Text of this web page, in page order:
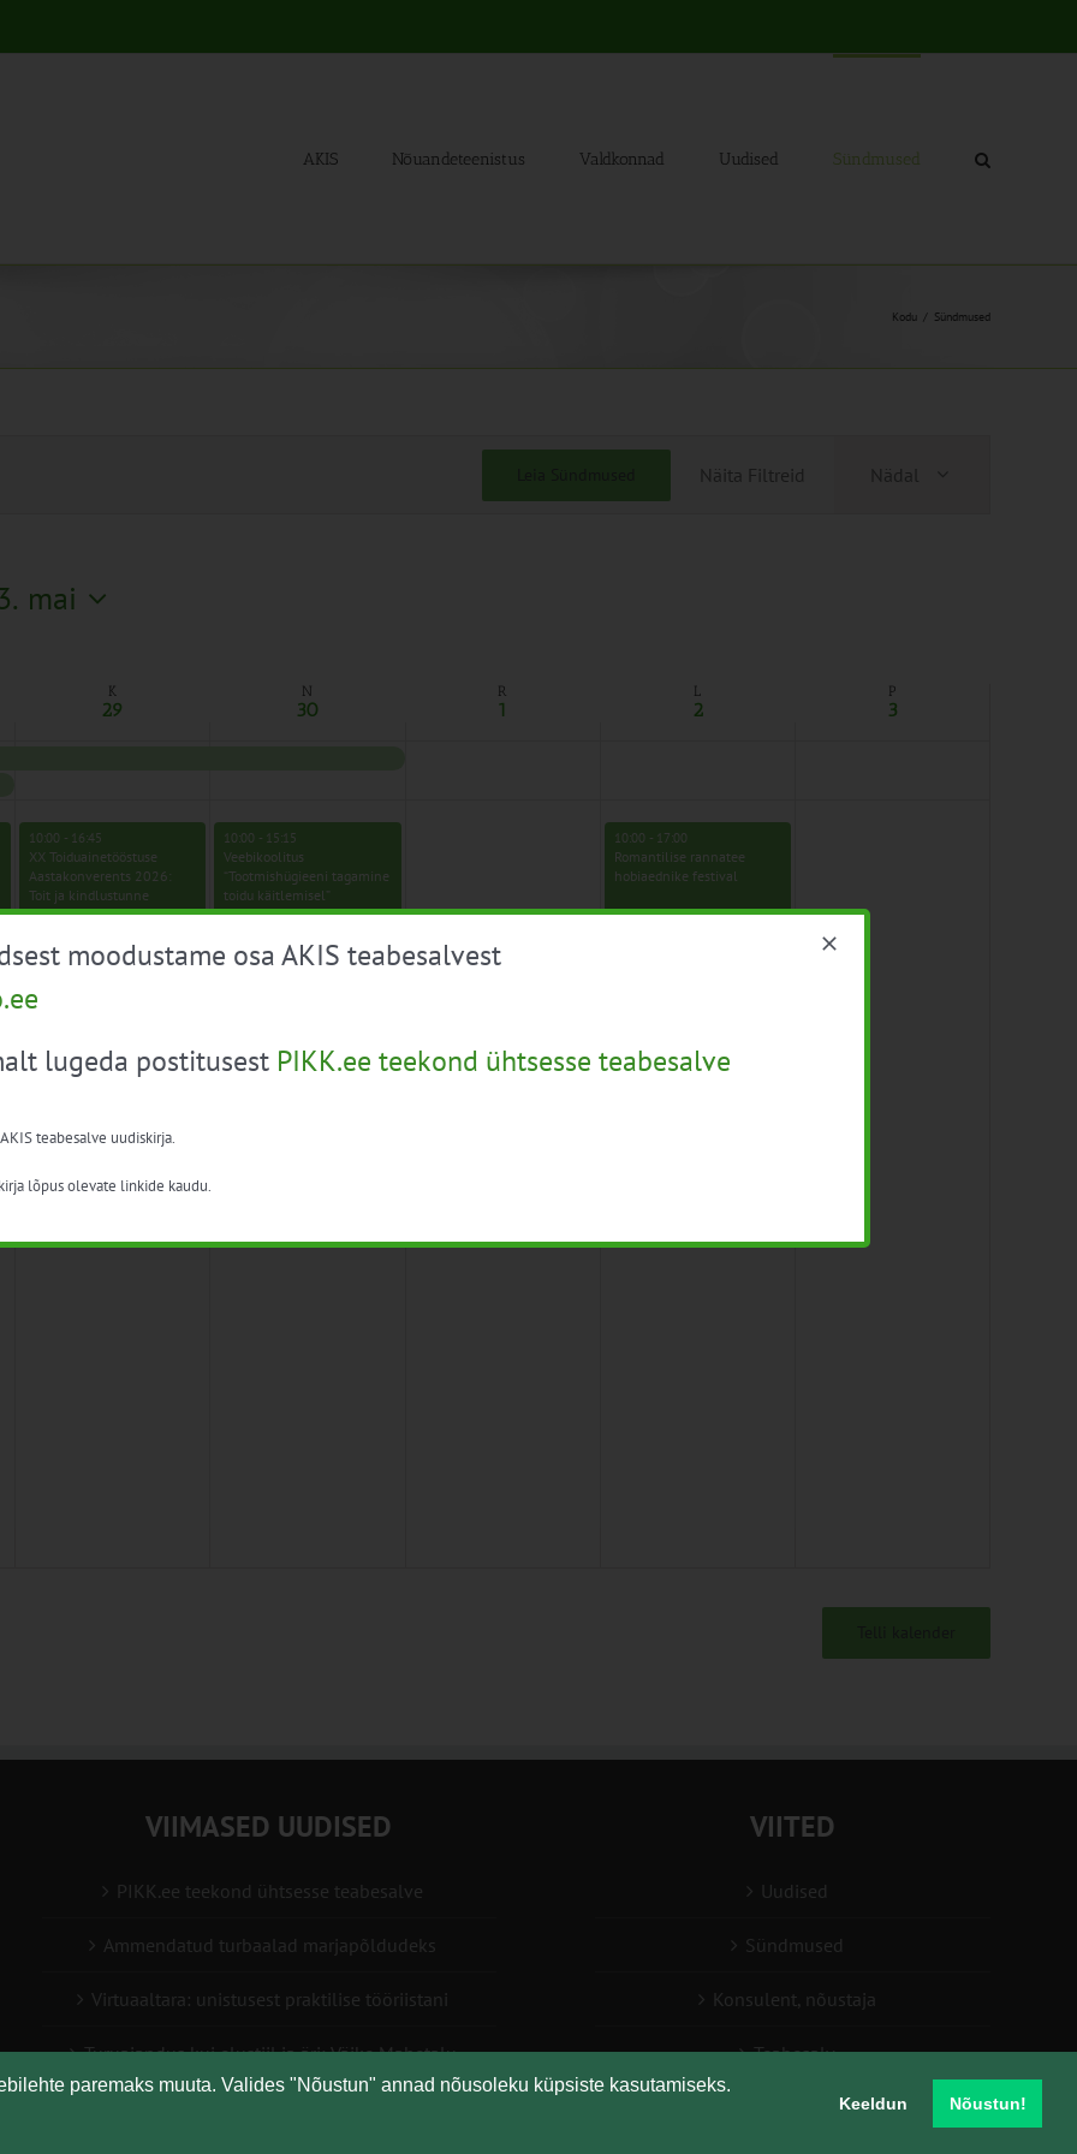
paremaks muuta. Valides "Nõustun" annad nõusoleku küpsiste kasutamiseks.
Keeldun Nõustun!
AKIS Nõuandeteenistus Valdkonnad Uudised Sündmused
Kodu Sündmused
Näita Filtreid
Views
Nädal
mai
K
29
N
30
R
1
L
2
P
3
10:00 - 16:45
XX Toiduainetööstuse
Aastakonverents 2026:
Toit ja kindlustunne
10:00 - 15:15
Veebikoolitus
“Tootmishügieeni tagamine
toidu käitlemisel”
10:00 - 17:00
Romantilise rannatee
hobiaednike festival
VIIMASED UUDISED
PIKK.ee teekond ühtsesse teabesalve
Ammendatud turbaalad marjapõldudeks
Virtuaaltara: unistusest praktilise tööriistani
Turuaiandus kui elustiil ja äri: Väike Mahetalu
VIITED
Uudised
Sündmused
Konsulent, nõustaja
Teabesalv
Liitu uudiskirjaga
moodustame osa AKIS teabesalvest
lugeda postitusest PIKK.ee teekond ühtsesse teabesalve
teabesalve uudiskirja.
lõpus olevate linkide kaudu.